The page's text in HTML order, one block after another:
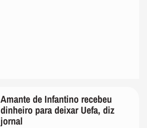
Amante de Infantino recebeu
dinheiro para deixar Uefa, diz
jornal